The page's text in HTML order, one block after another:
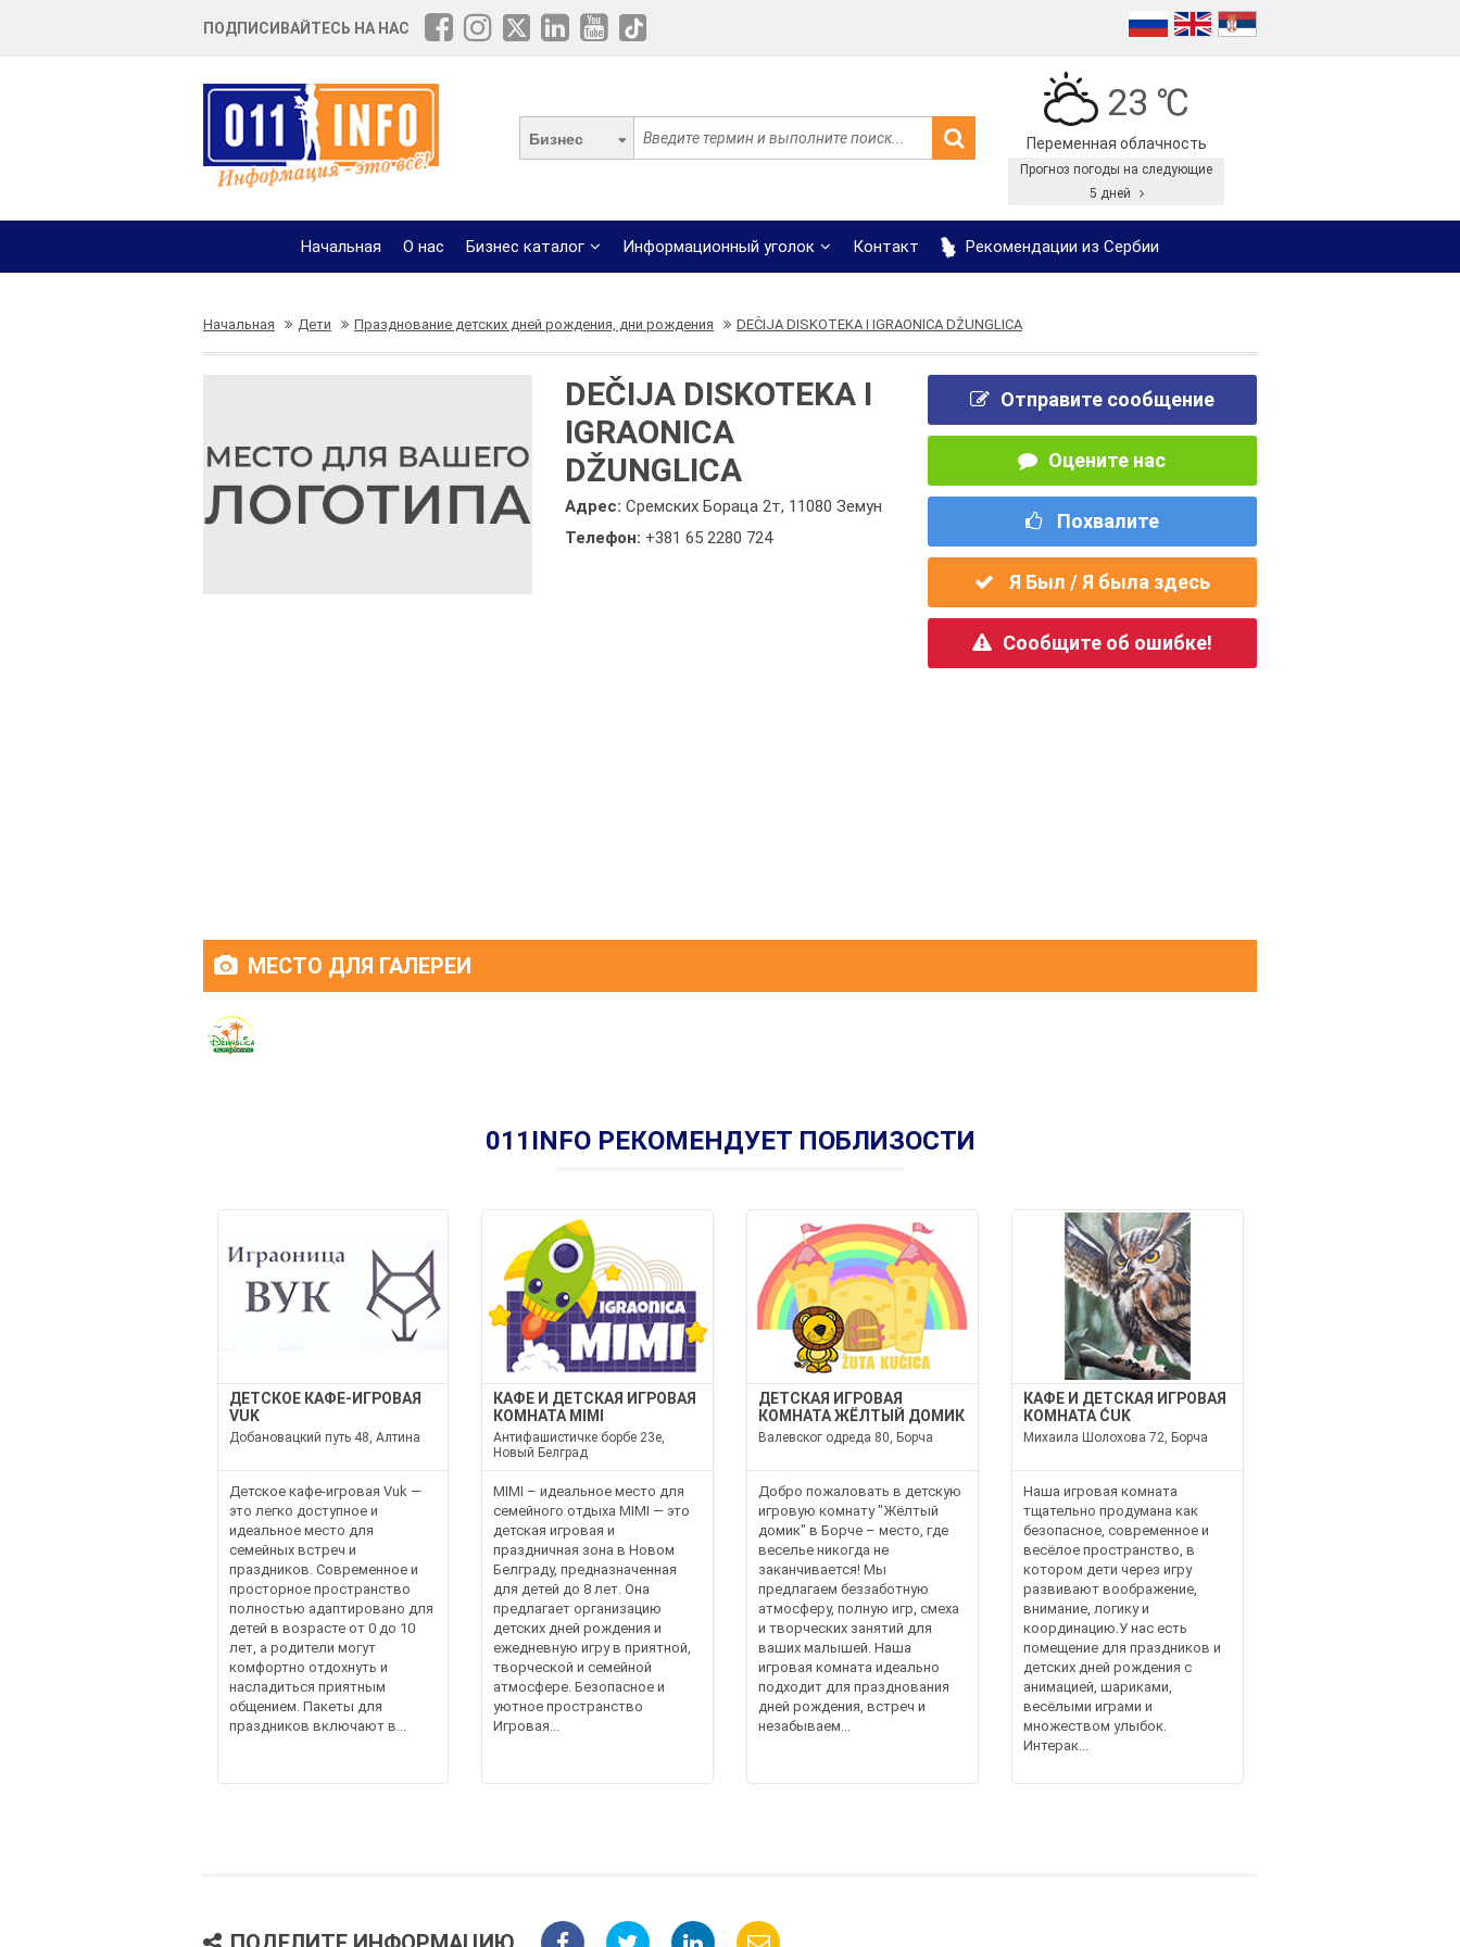
ПОДПИСИВАЙТЕСЬ НА НАС
Бизнес
23 ℃
Переменная облачность
Прогноз погоды на следующие
5 дней
Начальная О нас Бизнес каталог Информационный уголок Контакт Рекомендации из Сербии
Начальная Дети Празднование детских дней рождения, дни рождения DEČIJA DISKOTEKA I IGRAONICA DŽUNGLICA
DEČIJA DISKOTEKA I
IGRAONICA
DŽUNGLICA
Адрес:Сремских Бораца 2т, 11080 Земун
Телефон: +381 65 2280 724
Отправите сообщение
Оцените нас
Похвалите
Я Был / Я была здесь
Сообщите об ошибке!
МЕСТО ДЛЯ ГАЛЕРЕИ
011INFO РЕКОМЕНДУЕТ ПОБЛИЗОСТИ
ДЕТСКОЕ КАФЕ-ИГРОВАЯ
VUK
Добановацкий путь 48, Алтина
Детское кафе-игровая Vuk —
это легко доступное и
идеальное место для
семейных встреч и
праздников. Современное и
просторное пространство
полностью адаптировано для
детей в возрасте от 0 до 10
лет, а родители могут
комфортно отдохнуть и
насладиться приятным
общением. Пакеты для
праздников включают в...
КАФЕ И ДЕТСКАЯ ИГРОВАЯ
КОМНАТА MIMI
Антифашистичке борбе 23e,
Новый Белград
MIMI – идеальное место для
семейного отдыха MIMI — это
детская игровая и
праздничная зона в Новом
Белграду, предназначенная
для детей до 8 лет. Она
предлагает организацию
детских дней рождения и
ежедневную игру в приятной,
творческой и семейной
атмосфере. Безопасное и
уютное пространство
Игровая...
ДЕТСКАЯ ИГРОВАЯ
КОМНАТА ЖЁЛТЫЙ ДОМИК
Валевског одреда 80, Борча
Добро пожаловать в детскую
игровую комнату "Жёлтый
домик" в Борче – место, где
веселье никогда не
заканчивается! Мы
предлагаем беззаботную
атмосферу, полную игр, смеха
и творческих занятий для
ваших малышей. Наша
игровая комната идеально
подходит для празднования
дней рождения, встреч и
незабываем...
КАФЕ И ДЕТСКАЯ ИГРОВАЯ
КОМНАТА ĆUK
Михаила Шолохова 72, Борча
Наша игровая комната
тщательно продумана как
безопасное, современное и
весёлое пространство, в
котором дети через игру
развивают воображение,
внимание, логику и
координацию.У нас есть
помещение для праздников и
детских дней рождения с
анимацией, шариками,
весёлыми играми и
множеством улыбок.
Интерак...